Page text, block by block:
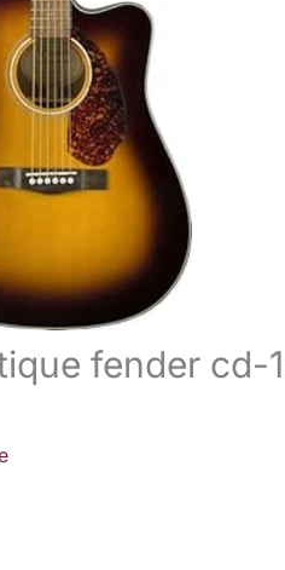
fender cd-